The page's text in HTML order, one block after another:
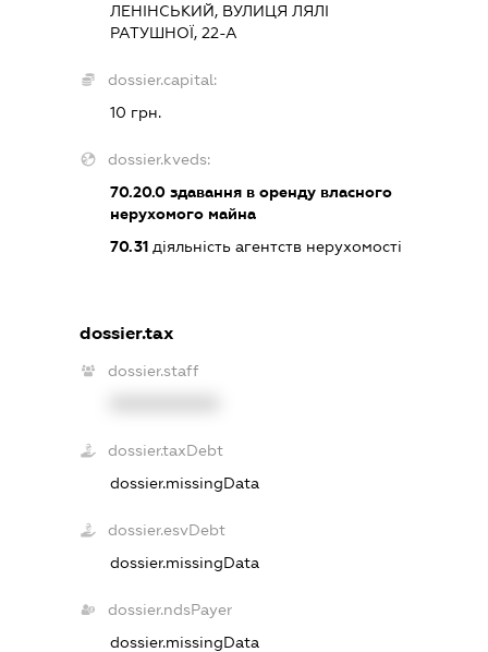
ЛЕНІНСЬКИЙ, ВУЛИЦЯ ЛЯЛІ
РАТУШНОЇ, 22-А
dossier.capital:
10 грн.
dossier.kveds:
70.20.0здавання в оренду власного
нерухомого майна
70.31діяльність агентств нерухомості
dossier.tax
dossier.staff
dossier.taxDebt
dossier.missingData
dossier.esvDebt
dossier.missingData
dossier.ndsPayer
dossier.missingData